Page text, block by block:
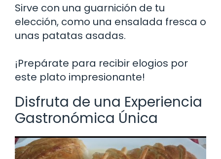
Sirve con una guarnición de tu
elección, como una ensalada fresca o
unas patatas asadas.
¡Prepárate para recibir elogios por
este plato impresionante!
Disfruta de una Experiencia
Gastronómica Única